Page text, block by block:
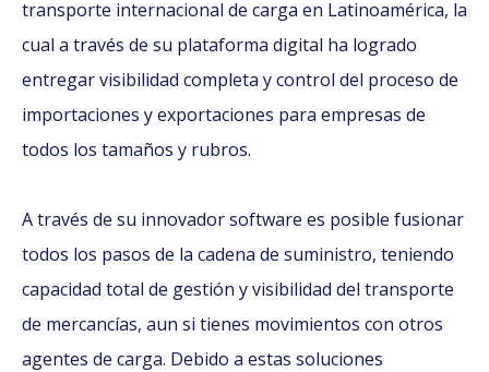
transporte internacional de carga en Latinoamérica, la
cual a través de su plataforma digital ha logrado
entregar visibilidad completa y control del proceso de
importaciones y exportaciones para empresas de
todos los tamaños y rubros.
A través de su innovador software es posible fusionar
todos los pasos de la cadena de suministro, teniendo
capacidad total de gestión y visibilidad del transporte
de mercancías, aun si tienes movimientos con otros
agentes de carga. Debido a estas soluciones